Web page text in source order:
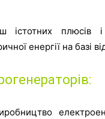
плюсів і
енергії на базі